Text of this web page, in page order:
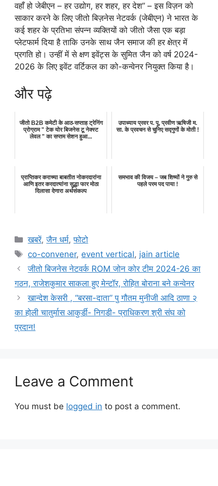
वहाँ हो जेबीएन – हर उद्योग, हर शहर, हर देश” – इस विज़न को
साकार करने के लिए जीतो बिज़नेस नेटवर्क (जेबीएन) ने भारत के
कई शहर के प्रतिभा संपन्न व्यक्तियों को जीतो जैसा एक बड़ा
प्लेटफार्म दिया है ताकि उनके साथ जैन समाज की हर क्षेत्र में
प्रगति हो। उन्हीं में से क्षण इवेंट्स के सुमित जैन को वर्ष 2024-
2026 के लिए इवेंट वर्टिकल का को-कन्वेनर नियुक्त किया है।
और पढ़े
जीतो B2B कमेटी के आठ-सप्ताह ट्रेनिंग
प्रोग्राम " टेक योर बिजनेस टू नेक्स्ट
लेवल " का सप्तम सेशन हुआ...
उपाध्याय प्रवर प. पू. प्रवीण ऋषिजी म.
सा. के प्रवचन से चुनिए सद्गुणों के मोती !
प्राप्तिकर कराच्या बाबतीत नोकरदारांना
आणि इतर करदात्यांना सुद्धा फार मोठा
दिलासा देणारा अर्थसंकल्प
समभाव की विजय – जब शिष्यों ने गुरु से
पहले परम पद पाया !
Categories
खबरें,जैन धर्म,फोटो
Tags
co-convener, event vertical, jain article
जीतो बिजनेस नेटवर्क ROM जोन कोर टीम 2024-26 का
गठन, राजेशकुमार साकला हुए मेन्टॉर, रोहित बोराना बने कन्वेनर
खान्देश केसरी , “बरसा-दाता” पु गौतम मुनीजी आदि ठाणा २
का होली चातुर्मास आकुर्डी- निगडी- प्राधिकरण श्री संघ को
प्रदान!
Leave a Comment
You must be logged in to post a comment.